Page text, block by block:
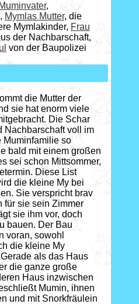
Muminvater,
, Mymlas Mutter, die
Mymlakinder, Frau
der Nachbarschaft,
von der Baupolizei
die Mutter der
sie hat enorm viele
Die Schar
Nachbarschaft voll im
Muminfamilie so
bald mit einem großen
sei schon Mittsommer,
Diese List
die kleine My bei
Sie verspricht brav
für sie sein Zimmer
sie ihm vor, doch
bauen. Der Bau
voran, sowohl
die kleine My
als das Haus
die ganze große
Haus inzwischen
Mumin, ihnen
und mit Snorkfräulein